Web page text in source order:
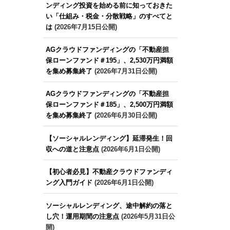
ンディング投資を始める前に知っておきた
い「仕組み・税金・分散戦略」のすべてと
は(2026年7月15日公開)
AGクラウドファンディングの「不動産担
保ローンファンド＃195」、2,530万円満額
を集め募集終了 (2026年7月31日公開)
AGクラウドファンディングの「不動産担
保ローンファンド＃185」、2,500万円満額
を集め募集終了 (2026年6月30日公開)
【ソーシャルレンディング】延滞発生！回
収への道と注意点(2026年6月1日公開)
【初心者必見】不動産クラウドファンディ
ング入門ガイド (2026年6月1日公開)
ソーシャルレンディング、途中解約の落と
し穴！運用期間の注意点(2026年5月31日公
開)